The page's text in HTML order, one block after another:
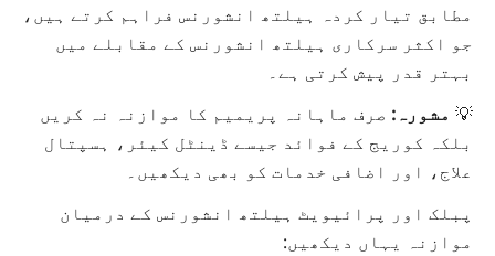
مطابق تیار کردہ ہیلتھ انشورنس فراہم کرتے ہیں،
جو اکثر سرکاری ہیلتھ انشورنس کے مقابلے میں
بہتر قدر پیش کرتی ہے۔
💡 مشورہ: صرف ماہانہ پریمیم کا موازنہ نہ کریں
بلکہ کوریج کے فوائد جیسے ڈینٹل کیئر، ہسپتال
علاج، اور اضافی خدمات کو بھی دیکھیں۔
پبلک اور پرائیویٹ ہیلتھ انشورنس کے درمیان
موازنہ یہاں دیکھیں: